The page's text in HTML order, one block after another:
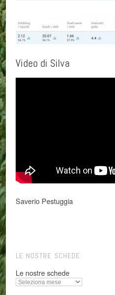
Video di Silva
Saverio Pestuggia
LE NOSTRE SCHEDE
Le nostre schede